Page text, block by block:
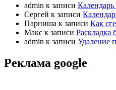
admin к записи Календарь
Сергей к записи
Парниша к записи Как
Макс к записи
admin к записи Удаление
Реклама google